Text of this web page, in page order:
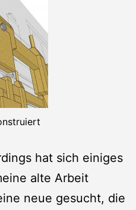
hat sich einiges
alte Arbeit
neue gesucht, die